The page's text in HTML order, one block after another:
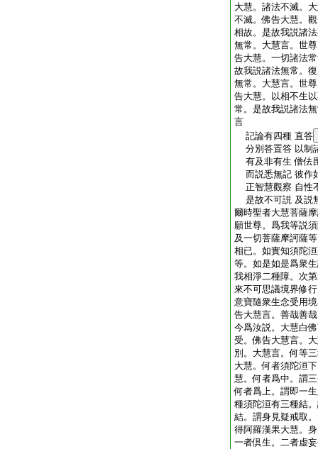
大慧。諸法不滅。
不滅。佛告大慧。
相故。是故我説諸
無常。大慧言。世
告大慧。一切諸法
故我説諸法無常。
無常。大慧言。世
告大慧。以相不生
常。是故我説諸法
言
記論有四種 直答
分別答置答 以制
有及非有生 僧佉
而説悉無記 彼作
正智慧觀察 自性
是故不可説 及説
爾時聖者大慧菩薩
願世尊。爲我等説
及一切菩薩摩訶薩
相已。如實知須陀
等。如是如是爲衆
我相淨二種障。次
來不可思議境界修
意寶隨衆生念受用
告大慧言。善哉善
今爲汝説。大慧白
受。佛告大慧言。
別。大慧言。何等
大慧。何者須陀洹
慧。何者爲中。謂
何者爲上。謂即一
種須陀洹有三種結
結。謂身見疑戒取
得阿羅漢果大慧。
一者倶生。二者虚